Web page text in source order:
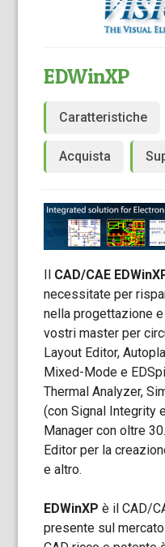
EDWinXP
Caratteristiche
Acquista
CAD/CAE
necessitate per
nella progettazione
vostri master per
Layout Editor,
Mixed-Mode e
Thermal Analyzer,
(con Signal Integrity
Manager con oltre
Editor per la
e altro.
EDWinXP è il CAD/
presente sul